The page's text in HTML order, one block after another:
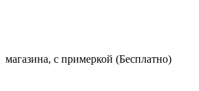
магазина, с примеркой (Бесплатно)